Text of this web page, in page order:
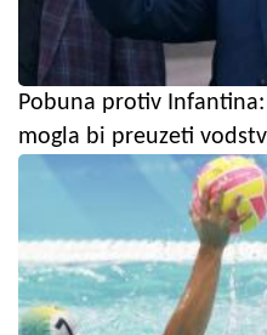
Pobuna protiv
mogla bi preuzeti